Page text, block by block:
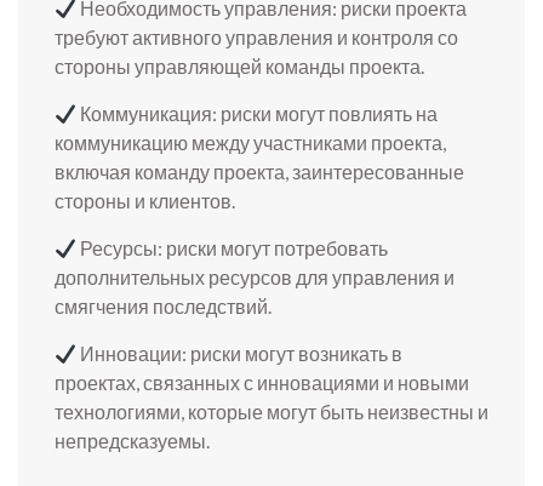
Необходимость управления: риски проекта
требуют активного управления и контроля со
стороны управляющей команды проекта.
Коммуникация: риски могут повлиять на
коммуникацию между участниками проекта,
включая команду проекта, заинтересованные
стороны и клиентов.
Ресурсы: риски могут потребовать
дополнительных ресурсов для управления и
смягчения последствий.
Инновации: риски могут возникать в
проектах, связанных с инновациями и новыми
технологиями, которые могут быть неизвестны и
непредсказуемы.